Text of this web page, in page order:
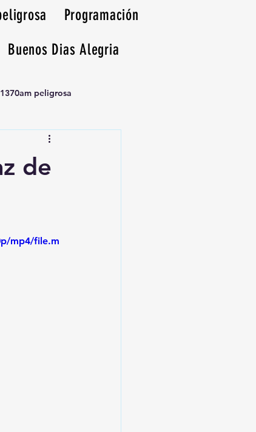
Programación
Buenos Dias Alegria
peligrosa
de
mp4/file.m